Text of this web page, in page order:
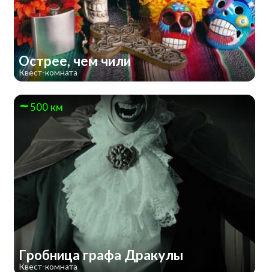
Острее, чем чили
Квест-комната
500 км
Гробница графа Дракулы
Квест-комната